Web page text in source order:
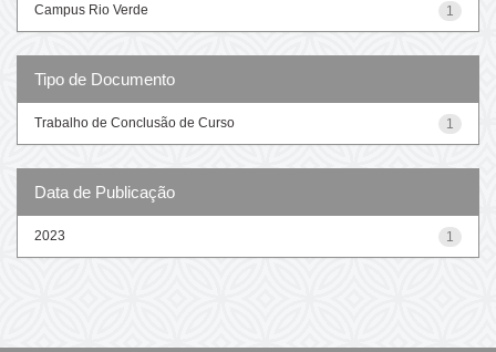
1
Campus Rio Verde
Tipo de Documento
1
Trabalho de Conclusão de Curso
Data de Publicação
1
2023